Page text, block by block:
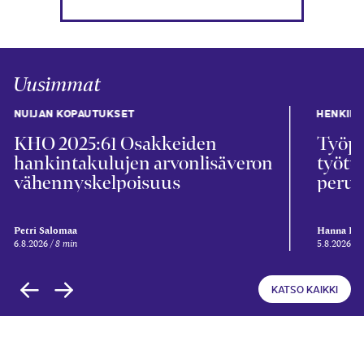
Uusimmat
KATSO KAIKKI
NUIJAN KOPAUTUKSET
KHO 2025:61 Osakkeiden
hankintakulujen arvonlisäveron
vähennyskelpoisuus
Petri Salomaa
6.8.2026 8 min
Hanna
5.8.2026